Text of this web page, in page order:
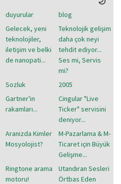
duyurular
blog
Gelecek, yeni
teknolojiler,
iletişim ve belki
de nanopati...
Teknolojik gelişim
daha çok neyi
tehdit ediyor...
Ses mi, Servis
mi?
Sozluk
2005
Gartner'in
rakamları...
Cingular "Live
Ticker" servisini
deniyor...
Aranizda Kimler
Mosyolojist?
M-Pazarlama & M-
Ticaret için Büyük
Gelişme...
Ringtone arama
motoru!
Utandıran Sesleri
Örtbas Eden